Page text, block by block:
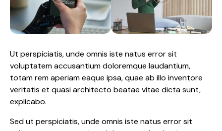
Ut perspiciatis, unde omnis iste natus error sit
voluptatem accusantium doloremque laudantium,
totam rem aperiam eaque ipsa, quae ab illo inventore
veritatis et quasi architecto beatae vitae dicta sunt,
explicabo.
Sed ut perspiciatis, unde omnis iste natus error sit